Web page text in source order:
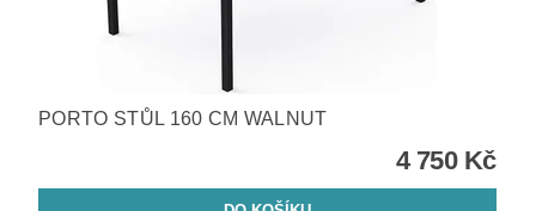
PORTO STŮL 160 CM WALNUT
4 750 Kč